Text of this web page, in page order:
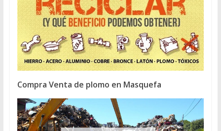
Compra Venta de plomo en Masquefa